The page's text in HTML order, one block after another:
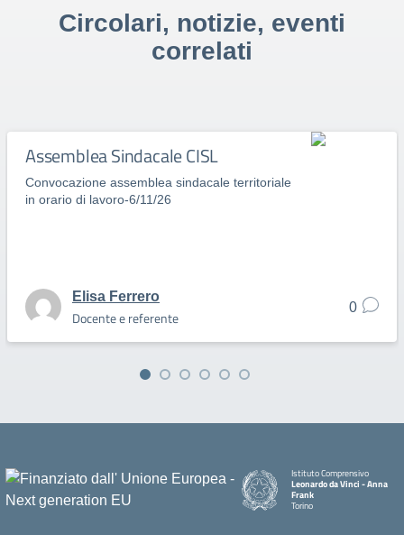
Circolari, notizie, eventi
correlati
Assemblea Sindacale CISL
Convocazione assemblea sindacale territoriale
in orario di lavoro-6/11/26
Elisa Ferrero
Docente e referente
0
Istituto Comprensivo
Leonardo da Vinci - Anna
Frank
Torino